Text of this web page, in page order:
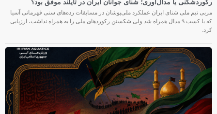
رکوردشکنی یا مدال‌آوری؛ شنای جوانان ایران در تایلند موفق بود؟
مربی تیم ملی شنای ایران عملکرد ملی‌پوشان در مسابقات رده‌های سنی قهرمانی آسیا
که با کسب ۹ مدال همراه شد ولی شکستن رکوردهای ملی را به همراه نداشت، ارزیابی
کرد.